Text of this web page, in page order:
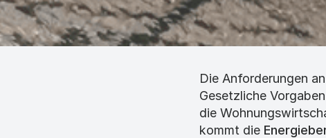
Die Anforderungen
Gesetzliche
die
kommt die